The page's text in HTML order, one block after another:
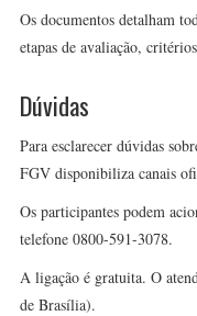
Os documentos detalham
etapas de avaliação,
Dúvidas
Para esclarecer dúvidas
FGV disponibiliza canais
Os participantes podem
telefone 0800-591-3078.
A ligação é gratuita. O
de Brasília).